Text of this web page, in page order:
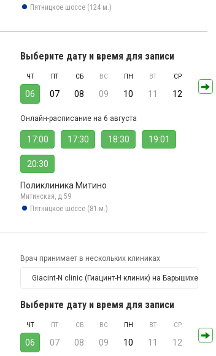
Пятницкое шоссе (124 м.)
Выберите дату и время для записи
ЧТ
06
ПТ
07
СБ
08
ВС
09
ПН
10
ВТ
11
СР
12
Онлайн-расписание на 6 августа
17:00 17:30 18:30 19:01
20:30
Поликлиника Митино
Митинская, д.59
Пятницкое шоссе (81 м.)
Врач принимает в нескольких клиниках
Giacint-N clinic (Гиацинт-Н клиник) на Барышихе
Выберите дату и время для записи
ЧТ
06
ПТ
07
СБ
08
ВС
09
ПН
10
ВТ
11
СР
12